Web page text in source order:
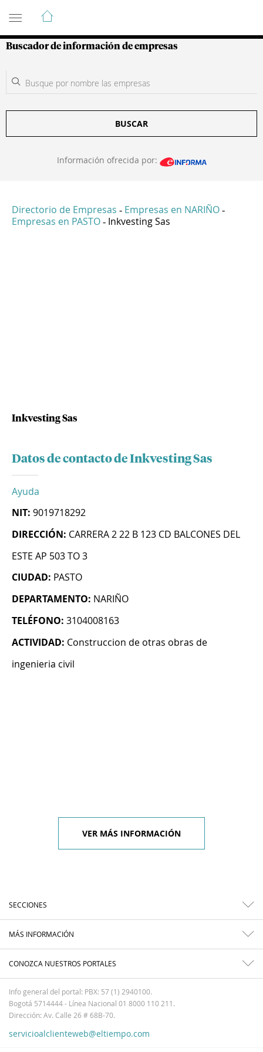
Guía de Empresas Colombianas
Buscador de información de empresas
BUSCAR
Información ofrecida por:
Directorio de Empresas - Empresas en NARIÑO -
Empresas en PASTO - Inkvesting Sas
Inkvesting Sas
Datos de contacto de Inkvesting Sas
Ayuda
NIT: 9019718292
DIRECCIÓN: CARRERA 2 22 B 123 CD BALCONES DEL
ESTE AP 503 TO 3
CIUDAD: PASTO
DEPARTAMENTO: NARIÑO
TELÉFONO: 3104008163
ACTIVIDAD: Construccion de otras obras de
ingenieria civil
VER MÁS INFORMACIÓN
SECCIONES
MÁS INFORMACIÓN
CONOZCA NUESTROS PORTALES
Info general del portal: PBX: 57 (1) 2940100.
Bogotá 5714444 - Línea Nacional 01 8000 110 211.
Dirección: Av. Calle 26 # 68B-70.
servicioalclienteweb@eltiempo.com